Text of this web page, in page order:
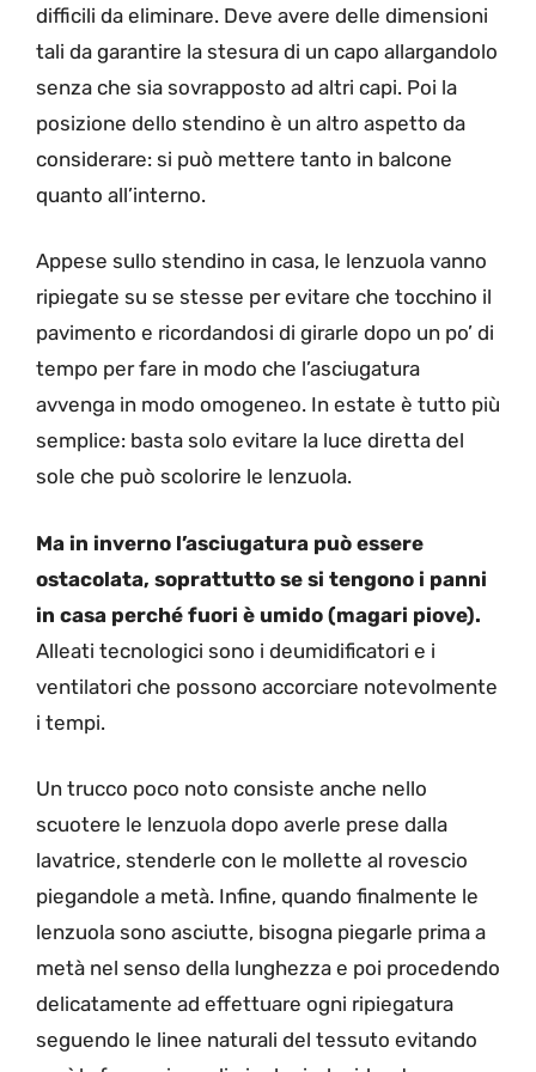
difficili da eliminare. Deve avere delle dimensioni
tali da garantire la stesura di un capo allargandolo
senza che sia sovrapposto ad altri capi. Poi la
posizione dello stendino è un altro aspetto da
considerare: si può mettere tanto in balcone
quanto all’interno.
Appese sullo stendino in casa, le lenzuola vanno
ripiegate su se stesse per evitare che tocchino il
pavimento e ricordandosi di girarle dopo un po’ di
tempo per fare in modo che l’asciugatura
avvenga in modo omogeneo. In estate è tutto più
semplice: basta solo evitare la luce diretta del
sole che può scolorire le lenzuola.
Ma in inverno l’asciugatura può essere
ostacolata, soprattutto se si tengono i panni
in casa perché fuori è umido (magari piove).
Alleati tecnologici sono i deumidificatori e i
ventilatori che possono accorciare notevolmente
i tempi.
Un trucco poco noto consiste anche nello
scuotere le lenzuola dopo averle prese dalla
lavatrice, stenderle con le mollette al rovescio
piegandole a metà. Infine, quando finalmente le
lenzuola sono asciutte, bisogna piegarle prima a
metà nel senso della lunghezza e poi procedendo
delicatamente ad effettuare ogni ripiegatura
seguendo le linee naturali del tessuto evitando